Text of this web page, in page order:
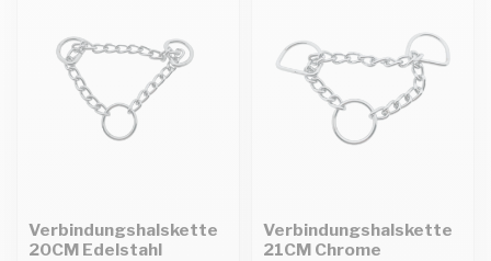
Verbindungshalskette
20CM Edelstahl
Verbindungshalskette
21CM Chrome